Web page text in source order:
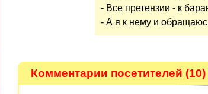
- Все претензии - к
- А я к нему и
Комментарии посетителей (10)